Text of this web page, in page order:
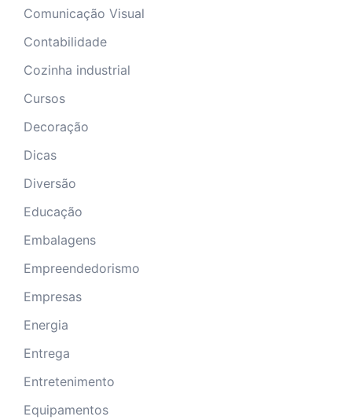
Comunicação Visual
Contabilidade
Cozinha industrial
Cursos
Decoração
Dicas
Diversão
Educação
Embalagens
Empreendedorismo
Empresas
Energia
Entrega
Entretenimento
Equipamentos